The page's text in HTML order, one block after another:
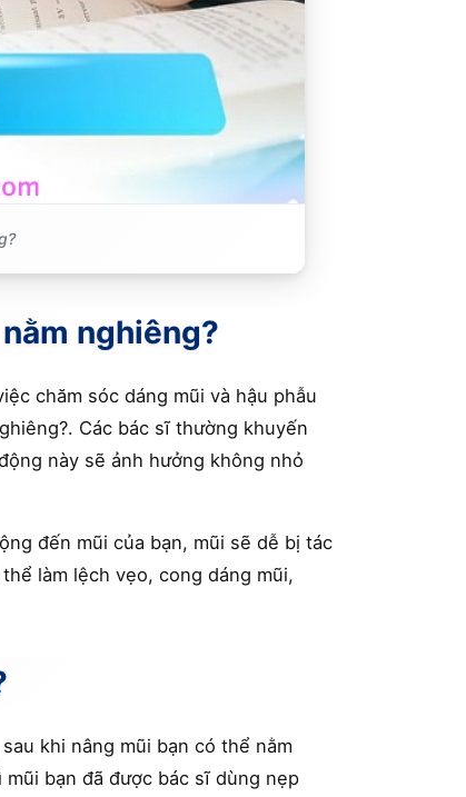
nghiêng?
chăm sóc dáng mũi và hậu phẫu
Các bác sĩ thường khuyến
này sẽ ảnh hưởng không nhỏ
đến mũi của bạn, mũi sẽ dễ bị tác
làm lệch vẹo, cong dáng mũi,
khi nâng mũi bạn có thể nằm
bạn đã được bác sĩ dùng nẹp